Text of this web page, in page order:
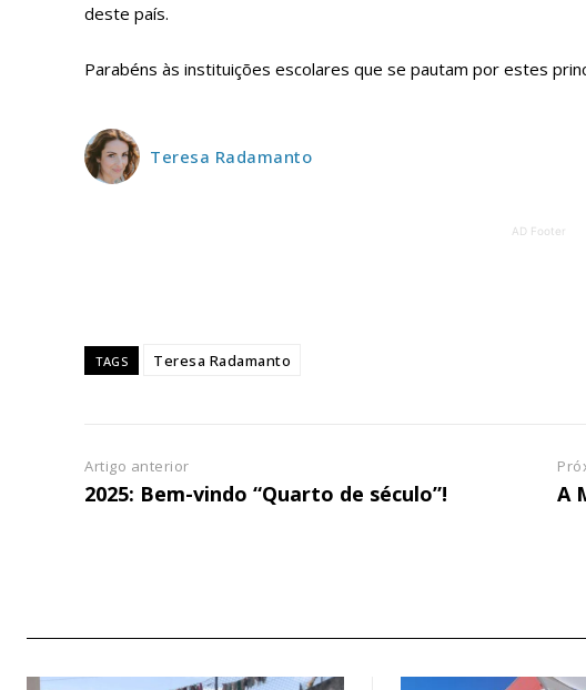
32€
deste país.
Parabéns às instituições escolares que se pautam por estes
Teresa Radamanto
AD Footer
TAGS Teresa Radamanto
Artigo anterior
2025: Bem-vindo “Quarto de século”! A